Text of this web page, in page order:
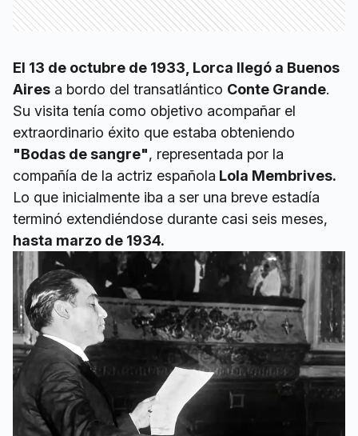
El 13 de octubre de 1933, Lorca llegó a Buenos
Aires a bordo del transatlántico Conte Grande.
Su visita tenía como objetivo acompañar el
extraordinario éxito que estaba obteniendo
"Bodas de sangre", representada por la
compañía de la actriz española Lola Membrives.
Lo que inicialmente iba a ser una breve estadía
terminó extendiéndose durante casi seis meses,
hasta marzo de 1934.